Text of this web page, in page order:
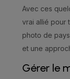
Avec ces
vrai allié pour
photo de
et une
Gérer le